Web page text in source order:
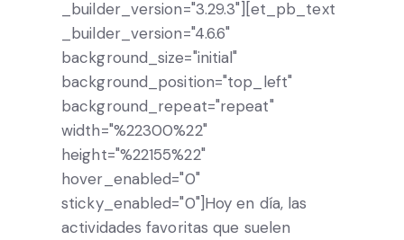
_builder_version="3.29.3"][et_pb_text
_builder_version="4.6.6"
background_size="initial"
background_position="top_left"
background_repeat="repeat"
width="%22300%22"
height="%22155%22"
hover_enabled="0"
sticky_enabled="0"]Hoy en día, las
actividades favoritas que suelen